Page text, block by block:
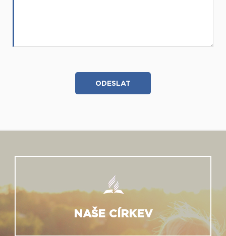
NAŠE CÍRKEV